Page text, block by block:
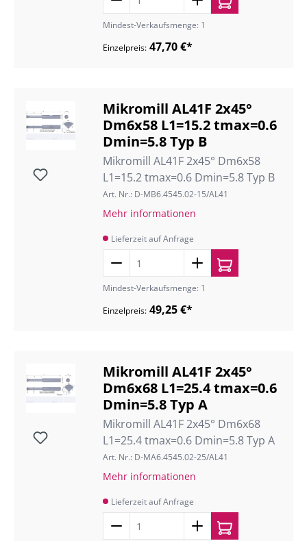
Mindest-Verkaufsmenge: 1
Einzelpreis: 47,70 €*
Mikromill AL41F 2x45°
Dm6x58 L1=15.2 tmax=0.6
Dmin=5.8 Typ B
Mikromill AL41F 2x45° Dm6x58
L1=15.2 tmax=0.6 Dmin=5.8 Typ B
Art. Nr.: D-MB6.4545.02-15/AL41
Mehr informationen
Lieferzeit auf Anfrage
Mindest-Verkaufsmenge: 1
Einzelpreis: 49,25 €*
Mikromill AL41F 2x45°
Dm6x68 L1=25.4 tmax=0.6
Dmin=5.8 Typ A
Mikromill AL41F 2x45° Dm6x68
L1=25.4 tmax=0.6 Dmin=5.8 Typ A
Art. Nr.: D-MA6.4545.02-25/AL41
Mehr informationen
Lieferzeit auf Anfrage